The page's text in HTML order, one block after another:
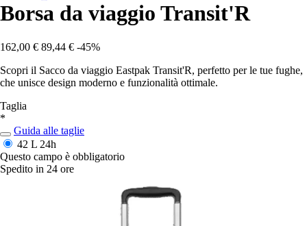
Borsa da viaggio Transit'R
162,00 € 89,44 € -45%
Scopri il Sacco da viaggio Eastpak Transit'R, perfetto per le tue fughe,
che unisce design moderno e funzionalità ottimale.
Taglia
*
Guida alle taglie
42 L 24h
Questo campo è obbligatorio
Spedito in 24 ore